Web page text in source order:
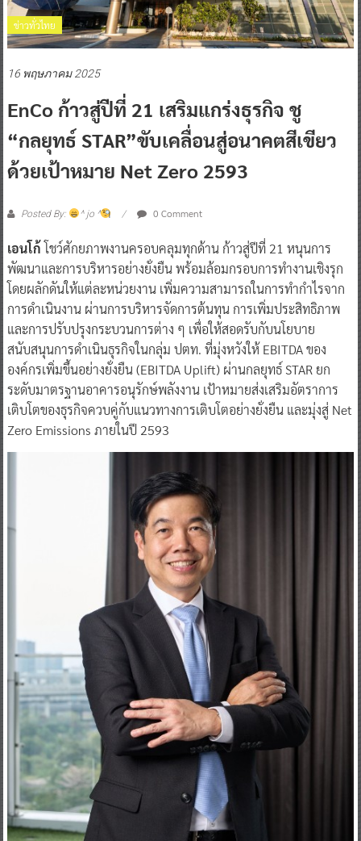
ข่าวทั่วไทย
16 พฤษภาคม 2025
EnCo ก้าวสู่ปีที่ 21 เสริมแกร่งธุรกิจ ชู
“กลยุทธ์ STAR”ขับเคลื่อนสู่อนาคตสีเขียว
ด้วยเป้าหมาย Net Zero 2593
Posted By: ^ jo ^ 0 Comment
เอนโก้ โชว์ศักยภาพงานครอบคลุมทุกด้าน ก้าวสู่ปีที่ 21 หนุนการ
พัฒนาและการบริหารอย่างยั่งยืน พร้อมล้อมกรอบการทำงานเชิงรุก
โดยผลักดันให้แต่ละหน่วยงาน เพิ่มความสามารถในการทำกำไรจาก
การดำเนินงาน ผ่านการบริหารจัดการต้นทุน การเพิ่มประสิทธิภาพ
และการปรับปรุงกระบวนการต่าง ๆ เพื่อให้สอดรับกับนโยบาย
สนับสนุนการดำเนินธุรกิจในกลุ่ม ปตท. ที่มุ่งหวังให้ EBITDA ของ
องค์กรเพิ่มขึ้นอย่างยั่งยืน (EBITDA Uplift) ผ่านกลยุทธ์ STAR ยก
ระดับมาตรฐานอาคารอนุรักษ์พลังงาน เป้าหมายส่งเสริมอัตราการ
เติบโตของธุรกิจควบคู่กับแนวทางการเติบโตอย่างยั่งยืน และมุ่งสู่ Net
Zero Emissions ภายในปี 2593